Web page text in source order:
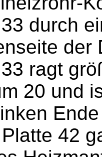
durch
der
ragt
20 und
42